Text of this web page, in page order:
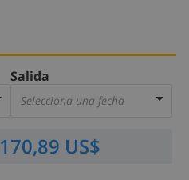
Salida
Selecciona una fecha
170,89 US$